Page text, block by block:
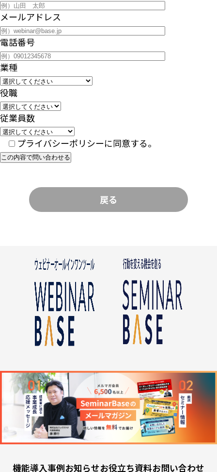
メールアドレス
電話番号
業種
役職
従業員数
プライバシーポリシーに同意する。
この内容で問い合わせる
戻る
機能導入事例お知らせお役立ち資料お問い合わせ